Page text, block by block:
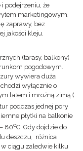
podejrzeniu, że
marketingowym,
zaprawy, bez
jakości kleju.
(tarasy, balkony)
pogodowym.
wywiera duża
wyłącznie o
latem i mroźną zimą (
podczas jednej pory
płytki na balkonie
80oC. Gdy dojdzie do
deszczu, różnica
ciągu zaledwie kilku